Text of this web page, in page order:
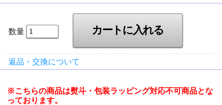
数量
返品・交換について
※こちらの商品は熨斗・包装ラッピング対応不可商品とな
っております。